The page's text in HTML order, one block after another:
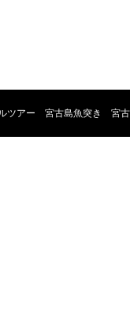
ツアー 宮古島魚突き 宮古